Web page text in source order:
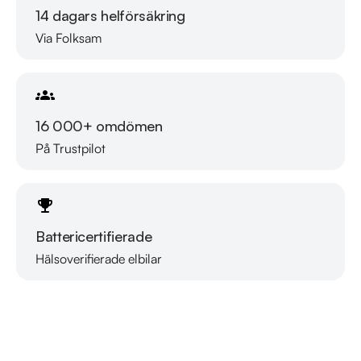
Vid blandad körning är förbrukning endast 0,56L/Mil
Besiktigad till och med 2025-10-31
2024-01-16 - 14916 mil
https://www.riddermarkbil.se/kopa-bil/bmw/mzz670/
för att:
• Se närbilder och film på bilen
• Reservera bilen direkt online
14 dagars helförsäkring
Via Folksam
16 000+ omdömen
På Trustpilot
Battericertifierade
Hälsoverifierade elbilar
Läs mer om oss